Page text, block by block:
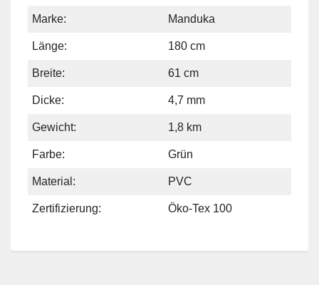
Marke: Manduka
Länge: 180 cm
Breite: 61 cm
Dicke: 4,7 mm
Gewicht: 1,8 km
Farbe: Grün
Material: PVC
Zertifizierung: Öko-Tex 100